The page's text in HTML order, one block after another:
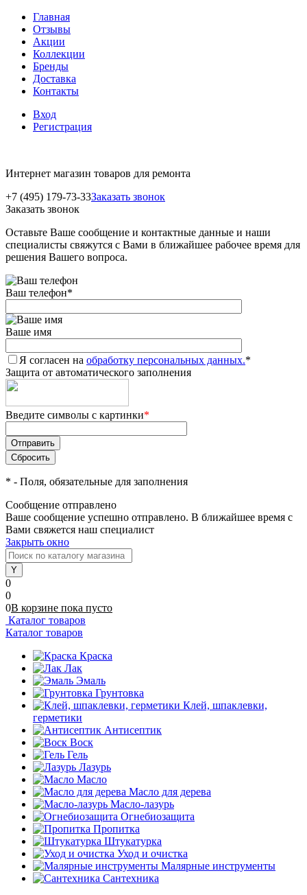
Главная
Отзывы
Акции
Коллекции
Бренды
Доставка
Контакты
Вход
Регистрация
Интернет магазин товаров для ремонта
+7 (495) 179-73-33Заказать звонок
Заказать звонок
Оставьте Ваше сообщение и контактные данные и наши
специалисты свяжутся с Вами в ближайшее рабочее время для
решения Вашего вопроса.
Ваш телефон*
Ваше имя
Я согласен на обработку персональных данных.*
Защита от автоматического заполнения
Введите символы с картинки*
* - Поля, обязательные для заполнения
Сообщение отправлено
Ваше сообщение успешно отправлено. В ближайшее время с
Вами свяжется наш специалист
Закрыть окно
0
0
0В корзине пока пусто
Каталог товаров
Каталог товаров
Краска
Лак
Эмаль
Грунтовка
Клей, шпаклевки,
герметики
Антисептик
Воск
Гель
Лазурь
Масло
Масло для дерева
Масло-лазурь
Огнебиозащита
Пропитка
Штукатурка
Уход и очистка
Малярные инструменты
Сантехника